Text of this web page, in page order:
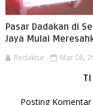
Pasar Dadakan di
Jaya Mulai
Redaktur Mar 08,
Posting Komentar